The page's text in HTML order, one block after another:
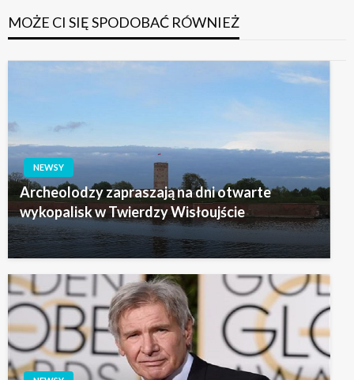
MOŻE CI SIĘ SPODOBAĆ RÓWNIEŻ
NEWSY
Archeolodzy zapraszają na dni otwarte
wykopalisk w Twierdzy Wisłoujście